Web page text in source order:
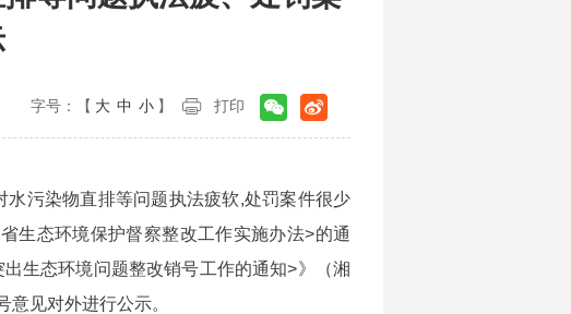
字号：【 大 中 小 】 打印
污染物直排等问题执法疲软,处罚案件很少
生态环境保护督察整改工作实施办法>的通
生态环境问题整改销号工作的通知>》（湘
见对外进行公示。